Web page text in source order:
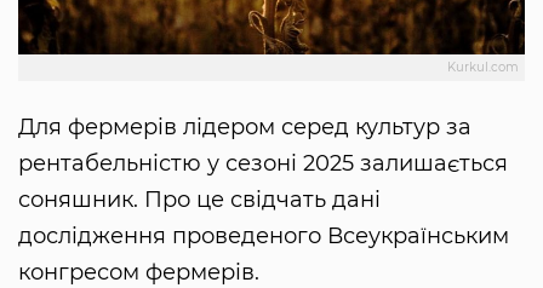
Kurkul.com
Для фермерів лідером серед культур за
рентабельністю у сезоні 2025 залишається
соняшник. Про це свідчать дані
дослідження проведеного Всеукраїнським
конгресом фермерів.